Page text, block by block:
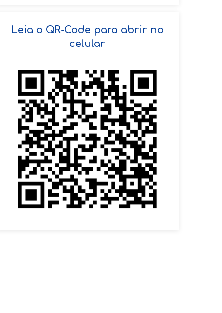
VOLTAR
Leia o QR-Code para abrir no
celular